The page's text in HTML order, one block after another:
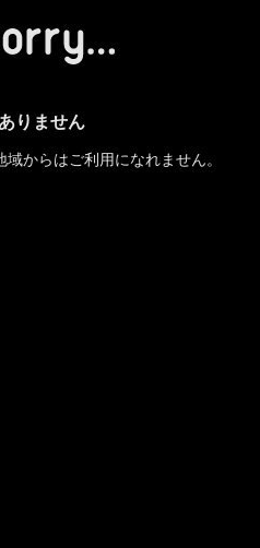
りません
からはご利用になれません。